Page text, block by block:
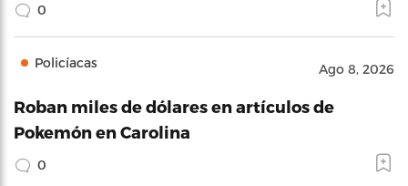
0
Policíacas Ago 8, 2026
Roban miles de dólares en artículos de
Pokemón en Carolina
0